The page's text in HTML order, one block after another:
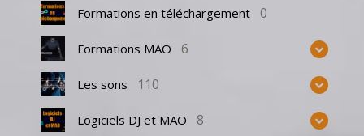
Formations en téléchargement 0
Formations MAO 6
Les sons 110
Logiciels DJ et MAO 8